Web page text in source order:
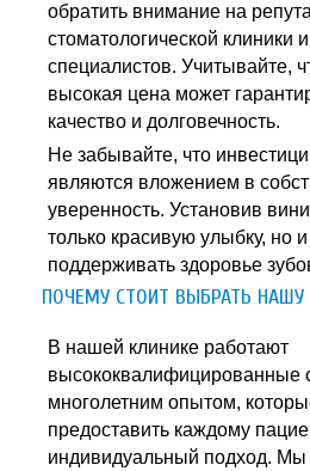
обратить внимание на
стоматологической клиники
специалистов. Учитывайте,
высокая цена может
качество и долговечность.
Не забывайте, что
являются вложением в
уверенность. Установив
только красивую улыбку, но
поддерживать здоровье
ПОЧЕМУ СТОИТ ВЫБРАТЬ НАШУ
В нашей клинике работают
высококвалифицированные
многолетним опытом,
предоставить каждому
индивидуальный подход. Мы